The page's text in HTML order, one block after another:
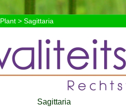
Plant> Sagittaria
Sagittaria